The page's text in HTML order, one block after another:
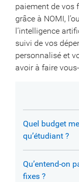
paiement de vos
grâce à NOMI,
l’intelligence
suivi de vos
personnalisé et
avoir à faire
Quel budget
qu’étudiant ?
Qu’entend-on
fixes ?